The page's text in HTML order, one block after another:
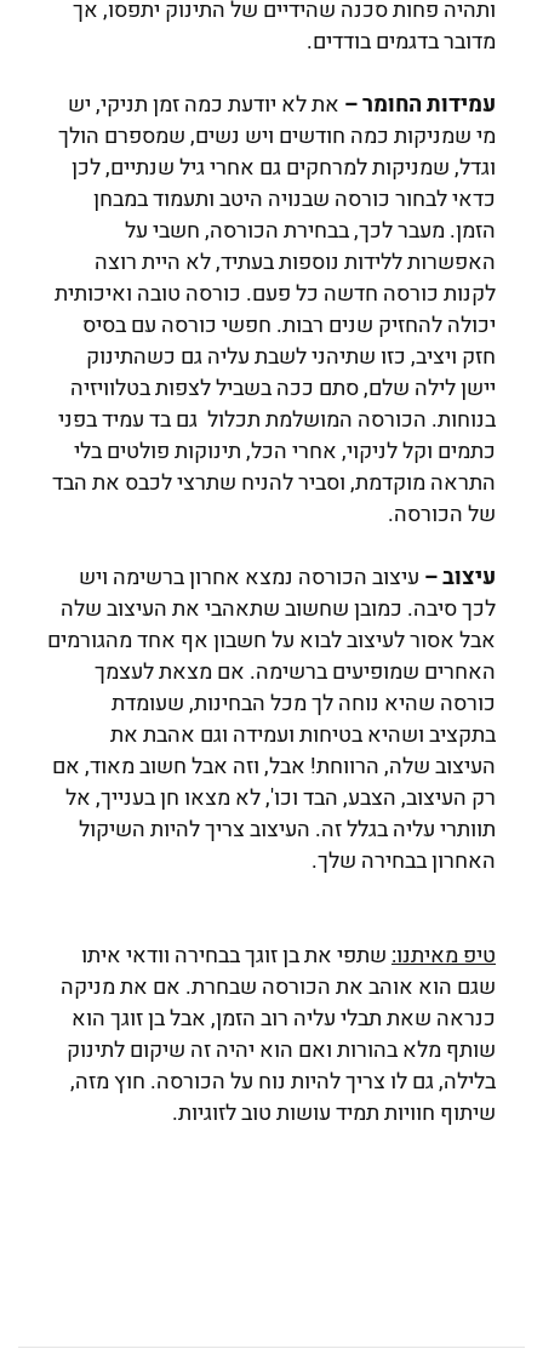
ותהיה פחות סכנה שהידיים של התינוק יתפסו, אך
מדובר בדגמים בודדים.
עמידות החומר – את לא יודעת כמה זמן תניקי, יש
מי שמניקות כמה חודשים ויש נשים, שמספרם הולך
וגדל, שמניקות למרחקים גם אחרי גיל שנתיים, לכן
כדאי לבחור כורסה שבנויה היטב ותעמוד במבחן
הזמן. מעבר לכך, בבחירת הכורסה, חשבי על
האפשרות ללידות נוספות בעתיד, לא היית רוצה
לקנות כורסה חדשה כל פעם. כורסה טובה ואיכותית
יכולה להחזיק שנים רבות. חפשי כורסה עם בסיס
חזק ויציב, כזו שתיהני לשבת עליה גם כשהתינוק
יישן לילה שלם, סתם ככה בשביל לצפות בטלוויזיה
בנוחות. הכורסה המושלמת תכלול גם בד עמיד בפני
כתמים וקל לניקוי, אחרי הכל, תינוקות פולטים בלי
התראה מוקדמת, וסביר להניח שתרצי לכבס את הבד
של הכורסה.
עיצוב – עיצוב הכורסה נמצא אחרון ברשימה ויש
לכך סיבה. כמובן שחשוב שתאהבי את העיצוב שלה
אבל אסור לעיצוב לבוא על חשבון אף אחד מהגורמים
האחרים שמופיעים ברשימה. אם מצאת לעצמך
כורסה שהיא נוחה לך מכל הבחינות, שעומדת
בתקציב ושהיא בטיחות ועמידה וגם אהבת את
העיצוב שלה, הרווחת! אבל, וזה אבל חשוב מאוד, אם
רק העיצוב, הצבע, הבד וכו', לא מצאו חן בענייך, אל
תוותרי עליה בגלל זה. העיצוב צריך להיות השיקול
האחרון בבחירה שלך.
טיפ מאיתנו:שתפי את בן זוגך בבחירה וודאי איתו
שגם הוא אוהב את הכורסה שבחרת. אם את מניקה
כנראה שאת תבלי עליה רוב הזמן, אבל בן זוגך הוא
שותף מלא בהורות ואם הוא יהיה זה שיקום לתינוק
בלילה, גם לו צריך להיות נוח על הכורסה. חוץ מזה,
שיתוף חוויות תמיד עושות טוב לזוגיות.